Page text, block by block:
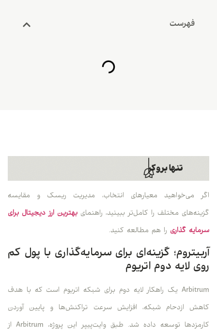
فهرست
اگر می‌خواهید معیارهای انتخاب، مدیریت ریسک و مقایسه
گزینه‌های مختلف را کامل‌تر ببینید، راهنمای بهترین ارز دیجیتال برای
سرمایه گذاری را هم مطالعه کنید.
آربیتروم؛ گزینه‌ای برای سرمایه‌گذاری با پول کم
روی لایه دوم اتریوم
Arbitrum یک راهکار لایه دوم برای شبکه اتریوم است که با هدف
کاهش ازدحام شبکه، افزایش سرعت تراکنش‌ها و پایین آوردن
کارمزدها توسعه داده شد. طبق وایت‌پیپر این پروژه، Arbitrum از